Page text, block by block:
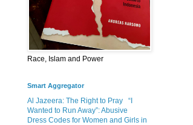
Race, Islam and Power
Smart Aggregator
Al Jazeera: The Right to Pray
“I
Wanted to Run Away”: Abusive
Dress Codes for Women and Girls in